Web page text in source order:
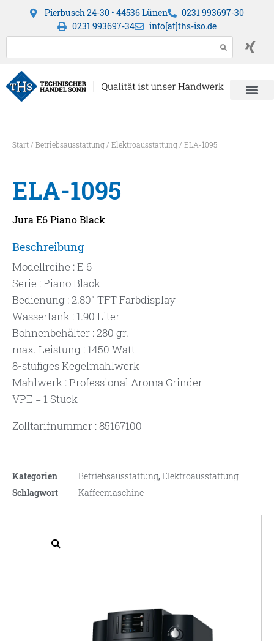
Pierbusch 24-30 • 44536 Lünen
0231 993697-30
0231 993697-34
info[at]ths-iso.de
Start/ Betriebsausstattung/ Elektroausstattung/ ELA-1095
ELA-1095
Jura E6 Piano Black
Beschreibung
Modellreihe : E 6
Serie : Piano Black
Bedienung : 2.80″ TFT Farbdisplay
Wassertank : 1.90 Liter
Bohnenbehälter : 280 gr.
max. Leistung : 1450 Watt
8-stufiges Kegelmahlwerk
Mahlwerk : Professional Aroma Grinder
VPE = 1 Stück
Zolltarifnummer : 85167100
Kategorien Betriebsausstattung,Elektroausstattung
Schlagwort
Kaffeemaschine